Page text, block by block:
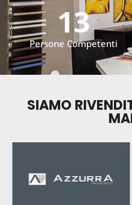
Persone Competenti
13
SIAMO